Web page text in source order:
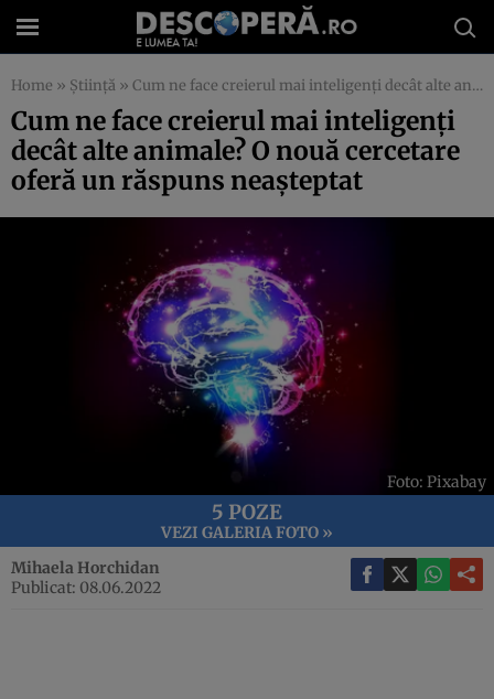
Home » Știință » Cum ne face creierul mai inteligenți decât alte animale? O nouă cercetare oferă un răspuns neașteptat
Cum ne face creierul mai inteligenți
decât alte animale? O nouă cercetare
oferă un răspuns neașteptat
Foto: Pixabay
5 POZE
VEZI GALERIA FOTO »
Mihaela Horchidan
Publicat: 08.06.2022